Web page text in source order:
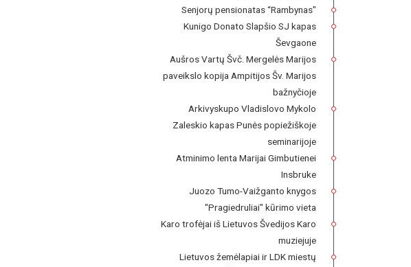
Senjorų pensionatas “Rambynas"
Kunigo Donato Slapšio SJ kapas
Ševgaone
Aušros Vartų Švč. Mergelės Marijos
paveikslo kopija Ampitijos Šv. Marijos
bažnyčioje
Arkivyskupo Vladislovo Mykolo
Zaleskio kapas Punės popiežiškoje
seminarijoje
Atminimo lenta Marijai Gimbutienei
Insbruke
Juozo Tumo-Vaižganto knygos
"Pragiedruliai" kūrimo vieta
Karo trofėjai iš Lietuvos Švedijos Karo
muziejuje
Lietuvos žemėlapiai ir LDK miestų